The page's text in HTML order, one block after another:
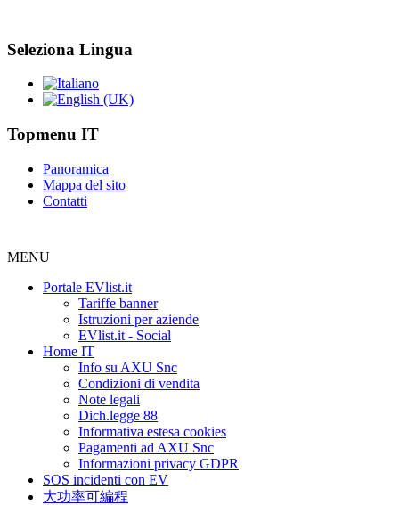
Seleziona Lingua
Topmenu IT
Panoramica
Mappa del sito
Contatti
MENU
Portale EVlist.it
Tariffe banner
Istruzioni per aziende
EVlist.it - Social
Home IT
Info su AXU Snc
Condizioni di vendita
Note legali
Dich.legge 88
Informativa estesa cookies
Pagamenti ad AXU Snc
Informazioni privacy GDPR
SOS incidenti con EV
大功率可編程